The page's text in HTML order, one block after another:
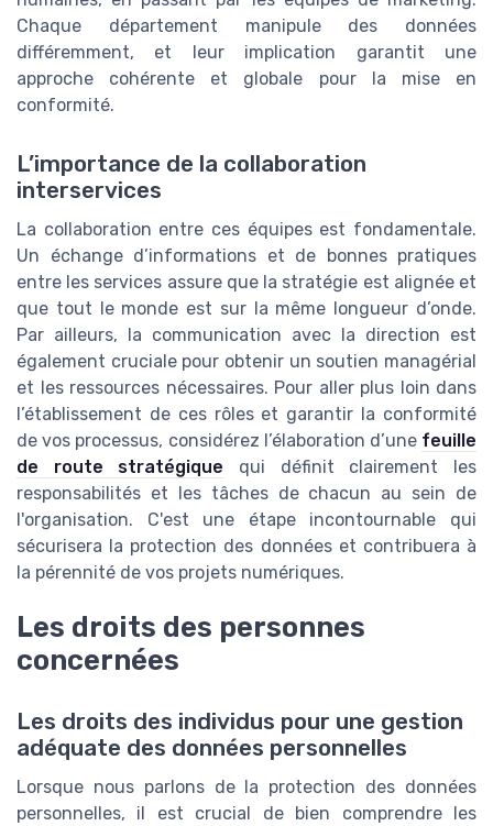
Chaque département manipule des données
différemment, et leur implication garantit une
approche cohérente et globale pour la mise en
conformité.
L’importance de la collaboration
interservices
La collaboration entre ces équipes est fondamentale.
Un échange d’informations et de bonnes pratiques
entre les services assure que la stratégie est alignée et
que tout le monde est sur la même longueur d’onde.
Par ailleurs, la communication avec la direction est
également cruciale pour obtenir un soutien managérial
et les ressources nécessaires. Pour aller plus loin dans
l’établissement de ces rôles et garantir la conformité
de vos processus, considérez l’élaboration d’une feuille
de route stratégique qui définit clairement les
responsabilités et les tâches de chacun au sein de
l'organisation. C'est une étape incontournable qui
sécurisera la protection des données et contribuera à
la pérennité de vos projets numériques.
Les droits des personnes
concernées
Les droits des individus pour une gestion
adéquate des données personnelles
Lorsque nous parlons de la protection des données
personnelles, il est crucial de bien comprendre les